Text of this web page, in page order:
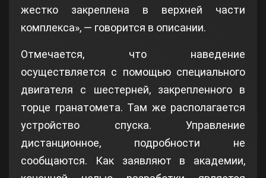
жестко закреплена в верхней части
комплекса», — говорится в описании.
Отмечается, что наведение
осуществляется с помощью специального
двигателя с шестерней, закрепленного в
торце гранатомета. Там же располагается
устройство спуска. Управление
дистанционное, подробности не
сообщаются. Как заявляют в академии,